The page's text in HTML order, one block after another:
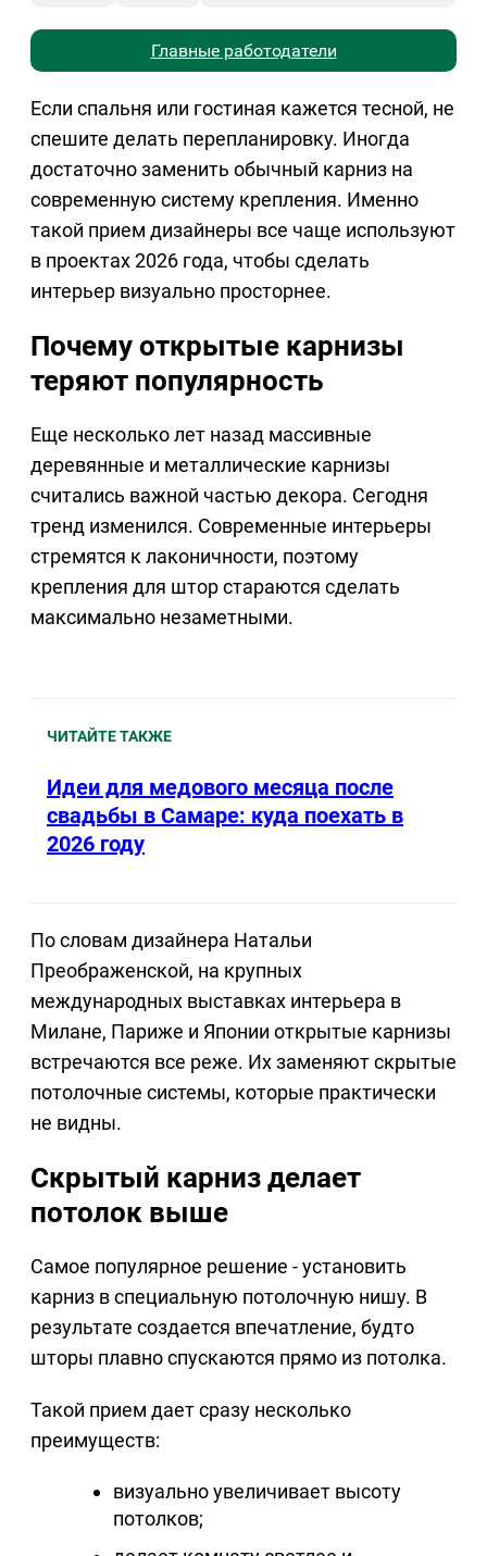
Главные работодатели
Если спальня или гостиная кажется тесной, не
спешите делать перепланировку. Иногда
достаточно заменить обычный карниз на
современную систему крепления. Именно
такой прием дизайнеры все чаще используют
в проектах 2026 года, чтобы сделать
интерьер визуально просторнее.
Почему открытые карнизы
теряют популярность
Еще несколько лет назад массивные
деревянные и металлические карнизы
считались важной частью декора. Сегодня
тренд изменился. Современные интерьеры
стремятся к лаконичности, поэтому
крепления для штор стараются сделать
максимально незаметными.
ЧИТАЙТЕ ТАКЖЕ
Идеи для медового месяца после
свадьбы в Самаре: куда поехать в
2026 году
По словам дизайнера Натальи
Преображенской, на крупных
международных выставках интерьера в
Милане, Париже и Японии открытые карнизы
встречаются все реже. Их заменяют скрытые
потолочные системы, которые практически
не видны.
Скрытый карниз делает
потолок выше
Самое популярное решение - установить
карниз в специальную потолочную нишу. В
результате создается впечатление, будто
шторы плавно спускаются прямо из потолка.
Такой прием дает сразу несколько
преимуществ:
визуально увеличивает высоту
потолков;